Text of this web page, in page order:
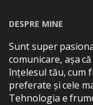
DESPRE MINE
Sunt super
comunicare, așa
înțelesul tău, cum
preferate și cele
Tehnologia e